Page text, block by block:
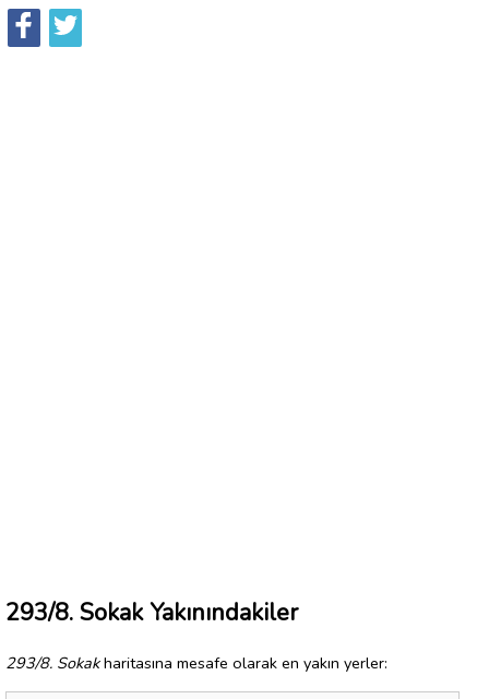
293/8. Sokak Yakınındakiler
293/8. Sokakharitasına mesafe olarak en yakın yerler: